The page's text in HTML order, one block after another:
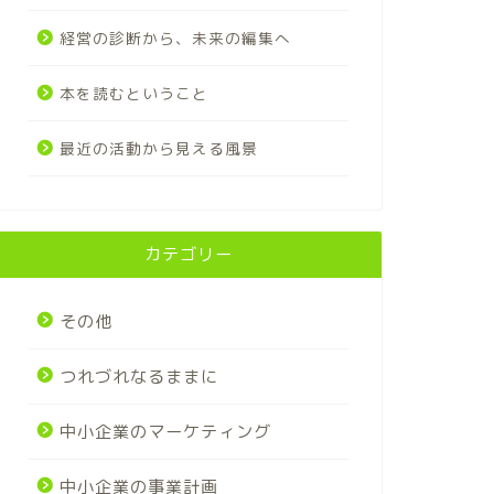
経営の診断から、未来の編集へ
本を読むということ
最近の活動から見える風景
カテゴリー
その他
つれづれなるままに
中小企業のマーケティング
中小企業の事業計画